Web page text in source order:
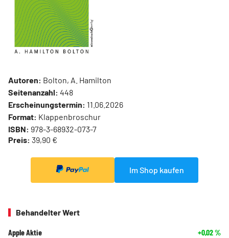
Autoren: Bolton, A. Hamilton
Seitenanzahl: 448
Erscheinungstermin: 11.06.2026
Format: Klappenbroschur
ISBN: 978-3-68932-073-7
Preis: 39,90 €
Im Shop kaufen
Behandelter Wert
Apple Aktie +0,02%